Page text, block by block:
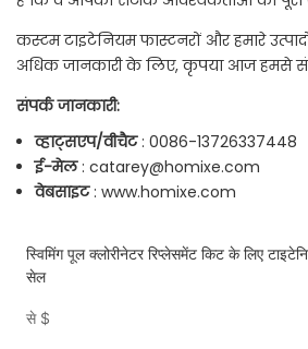
कस्टम टाइटेनियम फास्टनरों और हमारे
अधिक जानकारी के लिए, कृपया आज हमसे
संपर्क जानकारी:
व्हाट्सएप/वीचैट : 0086-13726337448
ई-मेल : catarey@homixe.com
वेबसाइट : www.homixe.com
स्विमिंग पूल क्लोरीनेटर रिप्लेसमेंट किट के लिए
सेल
से $